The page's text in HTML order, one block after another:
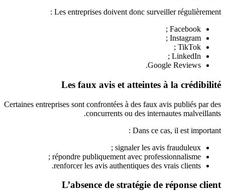
Les entreprises doivent donc surveiller régulièrement :
Facebook ;
Instagram ;
TikTok ;
LinkedIn ;
Google Reviews.
Les faux avis et atteintes à la crédibilité
Certaines entreprises sont confrontées à des faux avis publiés par des
concurrents ou des internautes malveillants.
Dans ce cas, il est important :
signaler les avis frauduleux ;
répondre publiquement avec professionnalisme ;
renforcer les avis authentiques des vrais clients.
L’absence de stratégie de réponse client